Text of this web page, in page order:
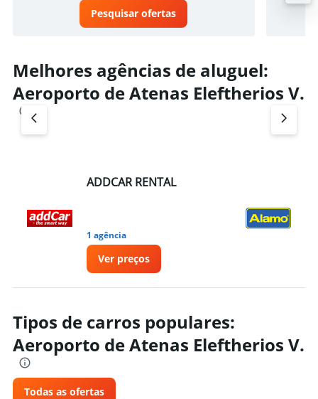
Pesquisar ofertas
Melhores agências de aluguel:
Aeroporto de Atenas Eleftherios V.
ADDCAR RENTAL
1 agência
Ver preços
Tipos de carros populares:
Aeroporto de Atenas Eleftherios V.
Todas as ofertas